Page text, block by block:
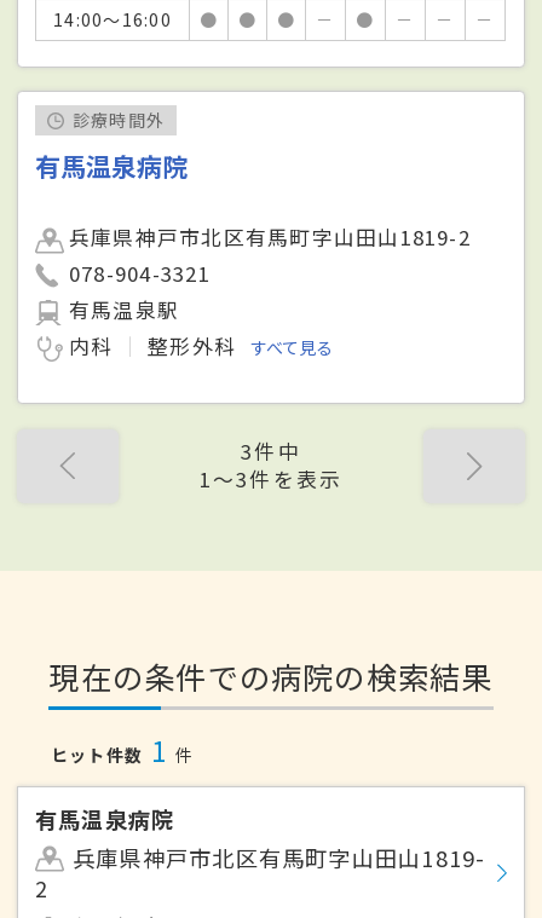
14:00～16:00
● ● ● － ● － － －
診療時間外
有馬温泉病院
兵庫県神戸市北区有馬町字山田山1819-2
078-904-3321
有馬温泉駅
内科
整形外科 すべて見る
3件中
1〜3件を表示
現在の条件での病院の検索結果
ヒット件数 1 件
有馬温泉病院
兵庫県神戸市北区有馬町字山田山1819-
2